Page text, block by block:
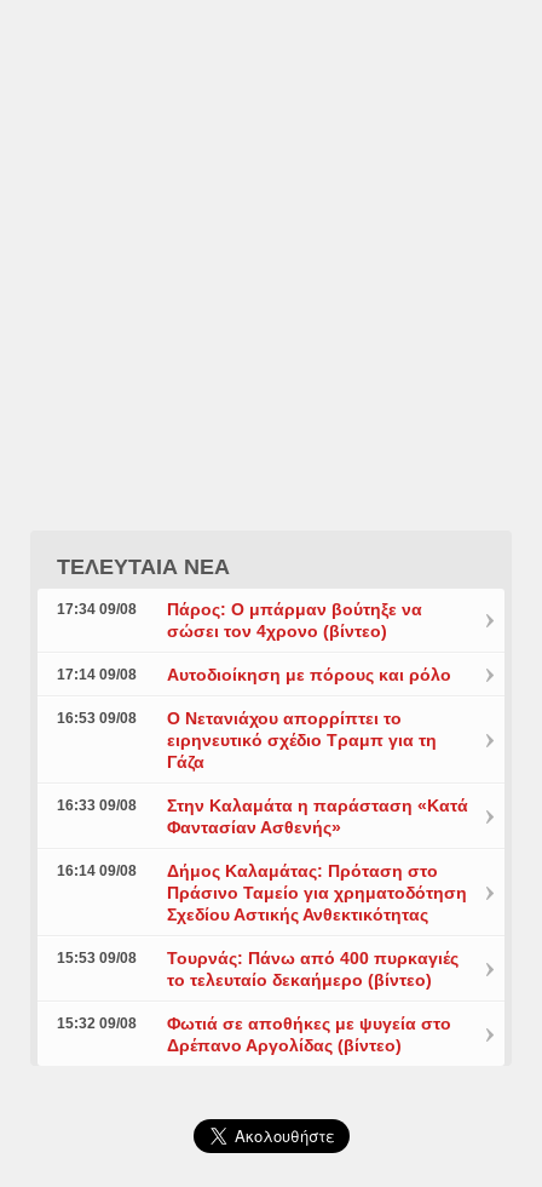
ΤΕΛΕΥΤΑΙΑ ΝΕΑ
17:34 09/08
Πάρος: Ο μπάρμαν βούτηξε να
σώσει τον 4χρονο (βίντεο)
17:14 09/08 Αυτοδιοίκηση με πόρους και ρόλο
16:53 09/08
Ο Νετανιάχου απορρίπτει το
ειρηνευτικό σχέδιο Τραμπ για τη
Γάζα
16:33 09/08
Στην Καλαμάτα η παράσταση «Κατά
Φαντασίαν Ασθενής»
16:14 09/08
Δήμος Καλαμάτας: Πρόταση στο
Πράσινο Ταμείο για χρηματοδότηση
Σχεδίου Αστικής Ανθεκτικότητας
15:53 09/08
Τουρνάς: Πάνω από 400 πυρκαγιές
το τελευταίο δεκαήμερο (βίντεο)
15:32 09/08
Φωτιά σε αποθήκες με ψυγεία στο
Δρέπανο Αργολίδας (βίντεο)